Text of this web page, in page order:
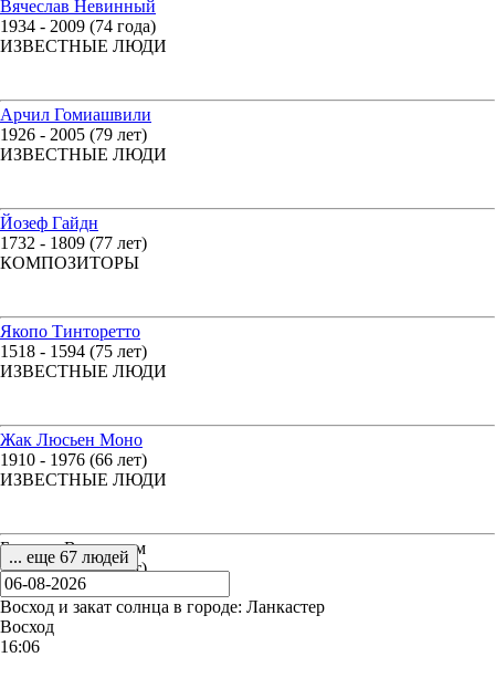
Вячеслав Невинный
1934 - 2009 (74 года)
ИЗВЕСТНЫЕ ЛЮДИ
Арчил Гомиашвили
1926 - 2005 (79 лет)
ИЗВЕСТНЫЕ ЛЮДИ
Йозеф Гайдн
1732 - 1809 (77 лет)
КОМПОЗИТОРЫ
Якопо Тинторетто
1518 - 1594 (75 лет)
ИЗВЕСТНЫЕ ЛЮДИ
Жак Люсьен Моно
1910 - 1976 (66 лет)
ИЗВЕСТНЫЕ ЛЮДИ
Блазиус Вильгельм
1845 - 1912 (66 лет)
УЧЁНЫЙ
... еще 67 людей
Восход и закат солнца в городе: Ланкастер
Восход
16:06